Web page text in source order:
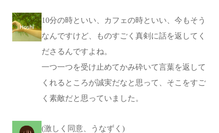
10分の時といい、カフェの時といい、今もそう
なんですけど、ものすごく真剣に話を返してく
ださるんですよね。
一つ一つを受け止めてかみ砕いて言葉を返して
くれるところが誠実だなと思って、そこをすご
く素敵だと思っていました。
(激しく同意、うなずく)